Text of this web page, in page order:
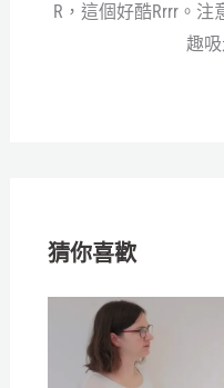
R，這個好酷Rrrr。
趣
猜你喜歡